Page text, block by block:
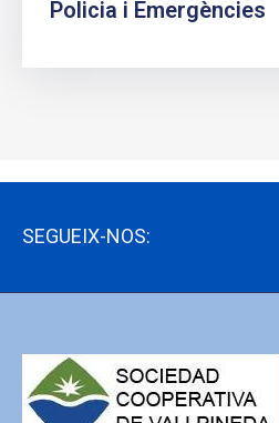
Policia i Emergències
SEGUEIX-NOS: